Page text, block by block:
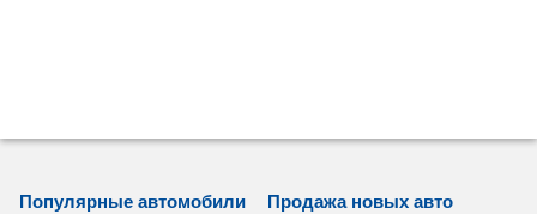
Популярные автомобили Продажа новых авто